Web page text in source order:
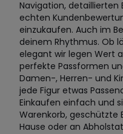
Navigation, detaillierten
echten
einzukaufen. Auch im
deinem Rhythmus. Ob
elegant wir legen Wert
perfekte Passformen
Damen-, Herren- und
jede Figur etwas
Einkaufen einfach und
Warenkorb, geschützte
Hause oder an